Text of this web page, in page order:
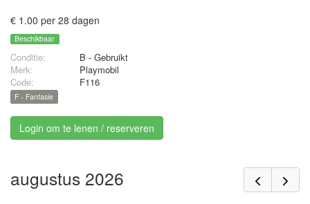
€ 1.00 per 28 dagen
Beschikbaar
Conditie:
B - Gebruikt
Merk:
Playmobil
Code:
F116
F - Fantasie
Login om te lenen / reserveren
augustus 2026